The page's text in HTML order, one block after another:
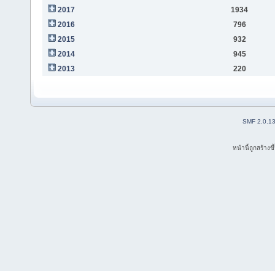
2017
1934
2016
796
2015
932
2014
945
2013
220
SMF 2.0.13
หน้านี้ถูกสร้าง